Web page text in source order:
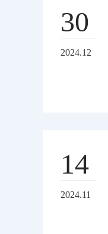
30
2024.12
14
2024.11